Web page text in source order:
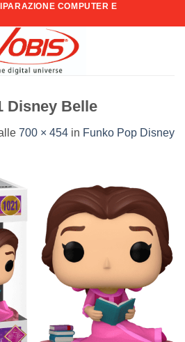
COMPUTER E
Disney Belle
700 × 454 in Funko Pop Disney